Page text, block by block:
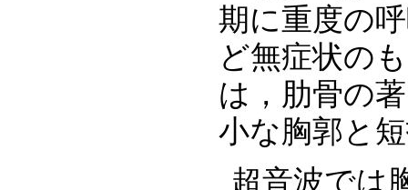
期に重度の
ど無症状の
は，肋骨の
小な胸郭と
超音波では